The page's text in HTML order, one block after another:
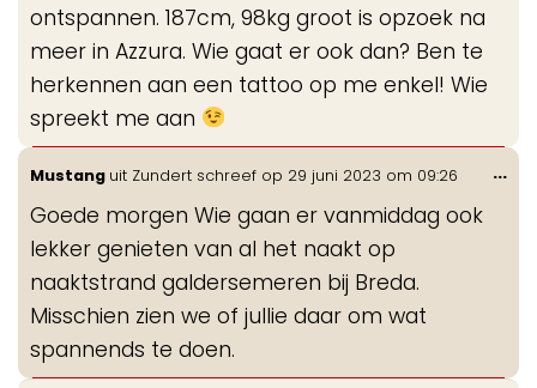
ontspannen. 187cm, 98kg groot is opzoek na
meer in Azzura. Wie gaat er ook dan? Ben te
herkennen aan een tattoo op me enkel! Wie
spreekt me aan
Mustang uit Zundert schreef op 29 juni 2023 om 09:26
Goede morgen Wie gaan er vanmiddag ook
lekker genieten van al het naakt op
naaktstrand galdersemeren bij Breda.
Misschien zien we of jullie daar om wat
spannends te doen.
...